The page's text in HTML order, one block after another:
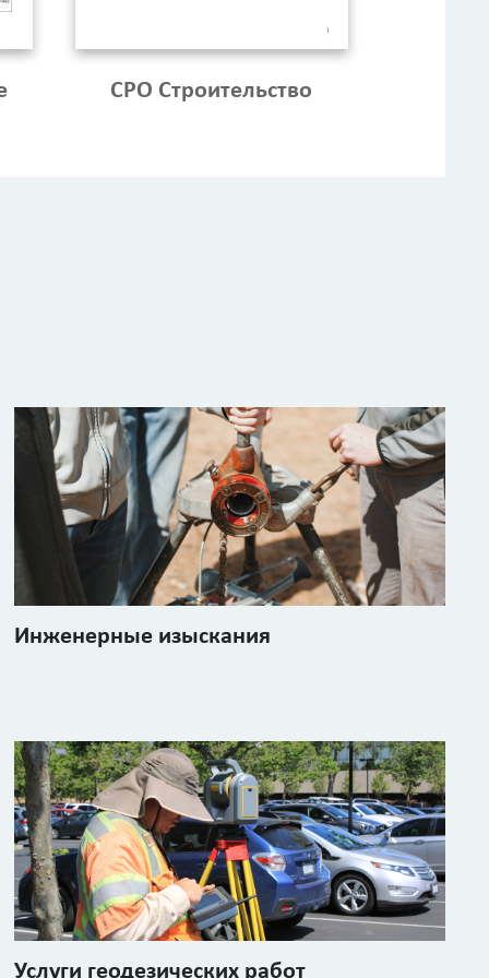
СРО Строительство
Инженерные изыскания
Услуги геодезических работ